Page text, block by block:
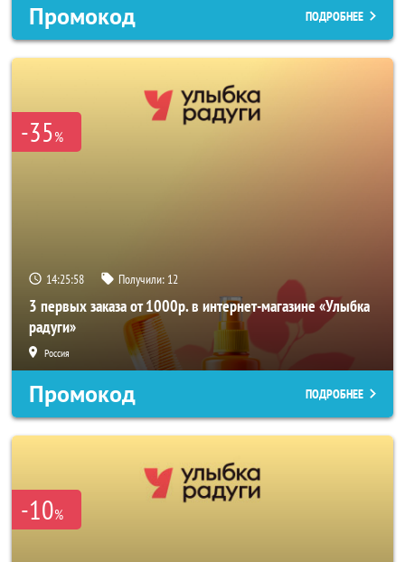
Промокод ПОДРОБНЕЕ
-35%
14:25:58 Получили: 12
3 первых заказа от 1000р. в интернет-магазине «Улыбка
радуги»
Россия
Промокод ПОДРОБНЕЕ
-10%